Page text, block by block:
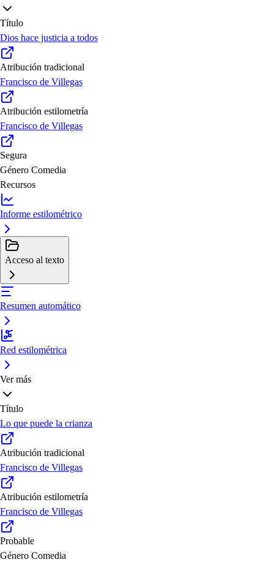
Título
Dios hace justicia a todos
Atribución tradicional
Francisco de Villegas
Atribución estilometría
Francisco de Villegas
Segura
Género Comedia
Recursos
Informe estilométrico
Acceso al texto
Resumen automático
Red estilométrica
Ver más
Título
Lo que puede la crianza
Atribución tradicional
Francisco de Villegas
Atribución estilometría
Francisco de Villegas
Probable
Género Comedia